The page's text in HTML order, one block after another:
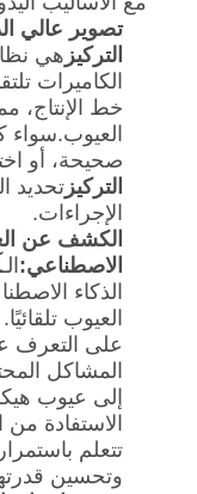
تصوير عالي
التركيز هي
الكاميرات
خط الإنتاج،
العيوب.سواء
صحيحة، أو
التركيز تحديد
الإجراءات.
الكشف عن
الاصطناعي: الـ
الذكاء
العيوب
على التعرف
المشاكل
إلى عيوب
الاستفادة
تتعلم
وتحسين